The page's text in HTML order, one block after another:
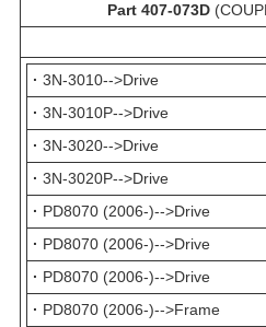
Part 407-073D
· 3N-3010-->Drive
· 3N-3010P-->Drive
· 3N-3020-->Drive
· 3N-3020P-->Drive
· PD8070 (2006-)-->Drive
· PD8070 (2006-)-->Drive
· PD8070 (2006-)-->Drive
· PD8070 (2006-)-->Frame